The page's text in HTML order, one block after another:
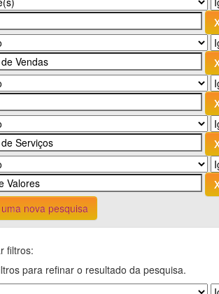
nova pesquisa
filtros:
para refinar o resultado da pesquisa.